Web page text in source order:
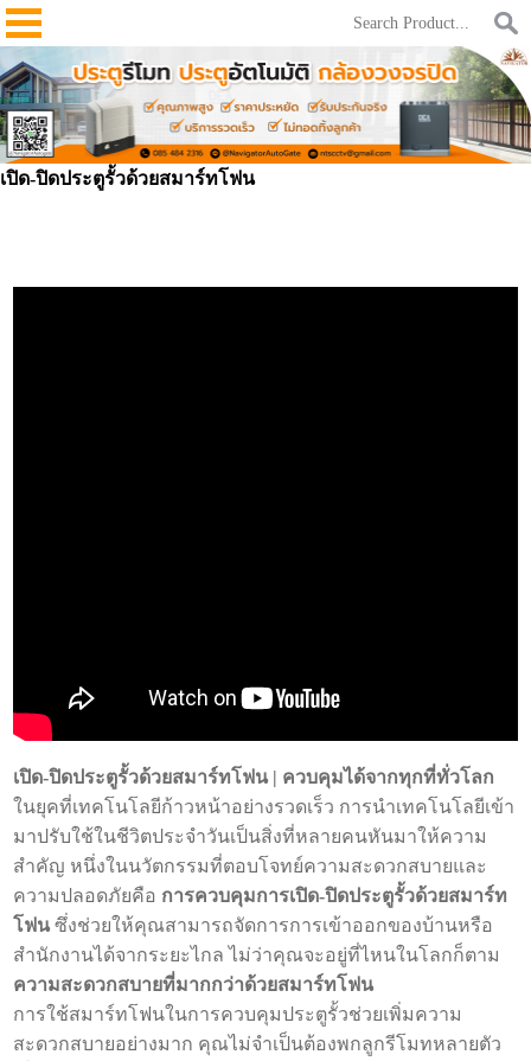
เปิด-ปิดประตูรั้วด้วยสมาร์ทโฟน
เปิด-ปิดประตูรั้วด้วยสมาร์ทโฟน | ควบคุมได้จากทุกที่ทั่วโลก
ในยุคที่เทคโนโลยีก้าวหน้าอย่างรวดเร็ว การนำเทคโนโลยีเข้า
มาปรับใช้ในชีวิตประจำวันเป็นสิ่งที่หลายคนหันมาให้ความ
สำคัญ หนึ่งในนวัตกรรมที่ตอบโจทย์ความสะดวกสบายและ
ความปลอดภัยคือ การควบคุมการเปิด-ปิดประตูรั้วด้วยสมาร์ท
โฟน ซึ่งช่วยให้คุณสามารถจัดการการเข้าออกของบ้านหรือ
สำนักงานได้จากระยะไกล ไม่ว่าคุณจะอยู่ที่ไหนในโลกก็ตาม
ความสะดวกสบายที่มากกว่าด้วยสมาร์ทโฟน
การใช้สมาร์ทโฟนในการควบคุมประตูรั้วช่วยเพิ่มความ
สะดวกสบายอย่างมาก คุณไม่จำเป็นต้องพกลูกรีโมทหลายตัว